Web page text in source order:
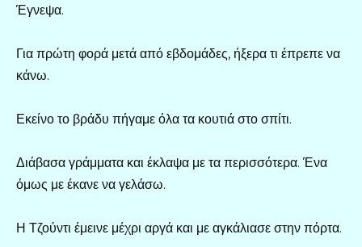
Έγνεψα.
Για πρώτη φορά μετά από εβδομάδες, ήξερα τι έπρεπε να
κάνω.
Εκείνο το βράδυ πήγαμε όλα τα κουτιά στο σπίτι.
Διάβασα γράμματα και έκλαψα με τα περισσότερα. Ένα
όμως με έκανε να γελάσω.
Η Τζούντι έμεινε μέχρι αργά και με αγκάλιασε στην πόρτα.